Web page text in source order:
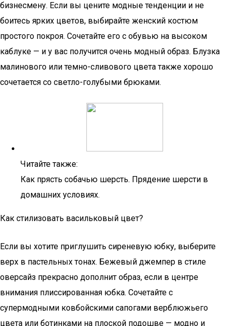
бизнесмену. Если вы цените модные тенденции и не
боитесь ярких цветов, выбирайте женский костюм
простого покроя. Сочетайте его с обувью на высоком
каблуке — и у вас получится очень модный образ. Блузка
малинового или темно-сливового цвета также хорошо
сочетается со светло-голубыми брюками.
Читайте также:
Как прясть собачью шерсть. Прядение шерсти в
домашних условиях.
Как стилизовать васильковый цвет?
Если вы хотите приглушить сиреневую юбку, выберите
верх в пастельных тонах. Бежевый джемпер в стиле
оверсайз прекрасно дополнит образ, если в центре
внимания плиссированная юбка. Сочетайте с
супермодными ковбойскими сапогами верблюжьего
цвета или ботинками на плоской подошве — модно и